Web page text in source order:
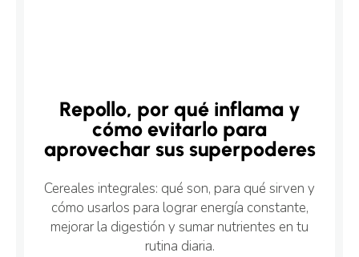
Repollo, por qué inflama y
cómo evitarlo para
aprovechar sus superpoderes
Cereales integrales: qué son, para qué sirven y
cómo usarlos para lograr energía constante,
mejorar la digestión y sumar nutrientes en tu
rutina diaria.